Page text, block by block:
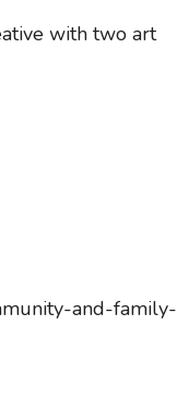
with two art
and-family-